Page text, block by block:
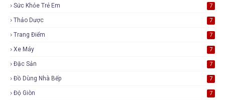
Sức Khỏe Trẻ Em 7
Thảo Dược 7
Trang Điểm 7
Xe Máy 7
Đặc Sản 7
Đồ Dùng Nhà Bếp 7
Độ Giòn 7